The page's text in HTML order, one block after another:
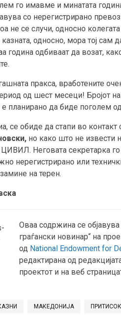
го имавме и минатата
со нерегистрирано
не се случи, односно
односно, мора тој сам
година одбиваат да возат,
пракса, вработените
од шест месеци! Бројот
е планирано да биде поголем
обиде да стапи во контакт
но како што не извести
ЦИВИЛ. Неговата секретарка
нерегистрирано или
на терен.
Оваа содржина се
граѓански новинар“ на
од National Endowment for
редактирана од
проектот и на веб
МАКЕДОНИЈА ПРИТИСОК